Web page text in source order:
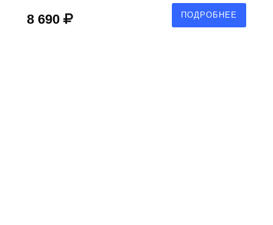
8 690 ПОДРОБНЕЕ